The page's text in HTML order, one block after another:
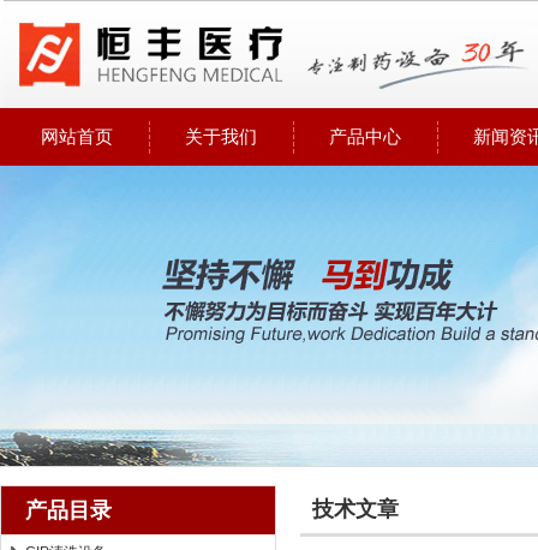
网站首页 关于我们 产品中心 新闻资
产品目录 技术文章